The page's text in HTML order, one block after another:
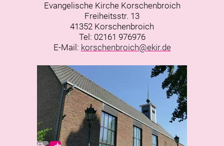
Evangelische Kirche Korschenbroich
Freiheitsstr. 13
41352 Korschenbroich
Tel: 02161 976976
E-Mail: korschenbroich@ekir.de